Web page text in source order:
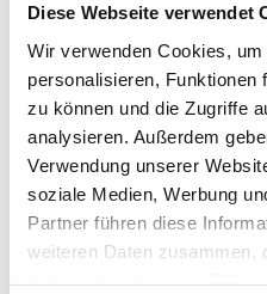
Diese Webseite verwendet
Wir verwenden Cookies,
personalisieren, Funktionen
zu können und die Zugriffe
analysieren. Außerdem
Verwendung unserer
soziale Medien, Werbung
Partner führen diese
weiteren Daten zusammen,
XXL
EUR174,98
EUR208,23
alu, 40
10040